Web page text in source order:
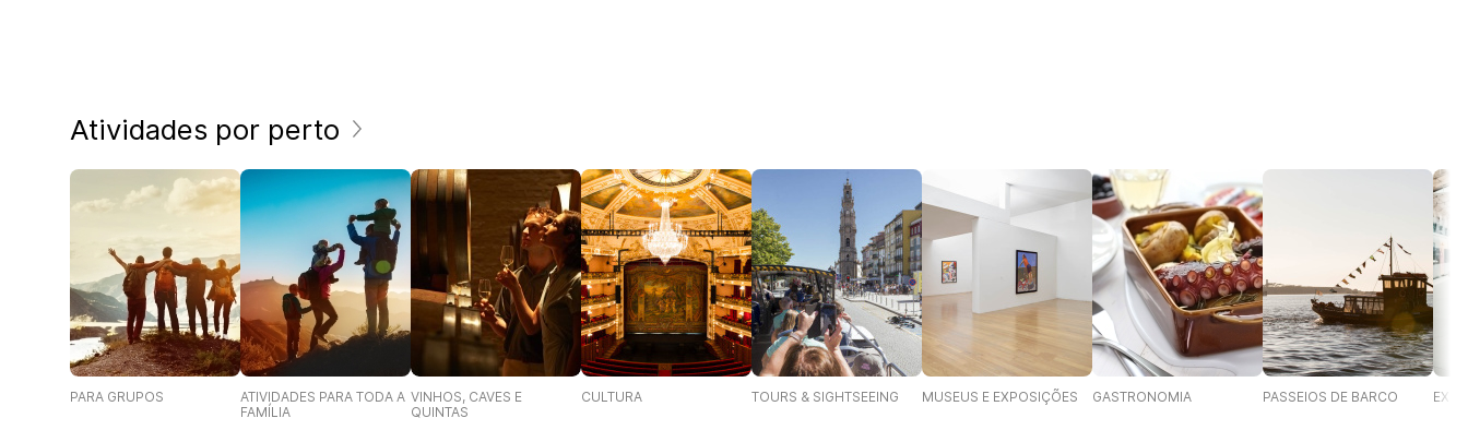
Atividades por perto
PARA GRUPOS
ATIVIDADES PARA TODA A
FAMÍLIA
VINHOS, CAVES E
QUINTAS
CULTURA TOURS & SIGHTSEEING MUSEUS E EXPOSIÇÕES GASTRONOMIA PASSEIOS DE BARCO